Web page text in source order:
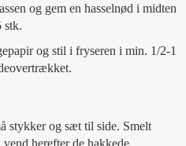
og gem en hasselnød i midten
stk.
og stil i fryseren i min. 1/2-1
stykker og sæt til side. Smelt